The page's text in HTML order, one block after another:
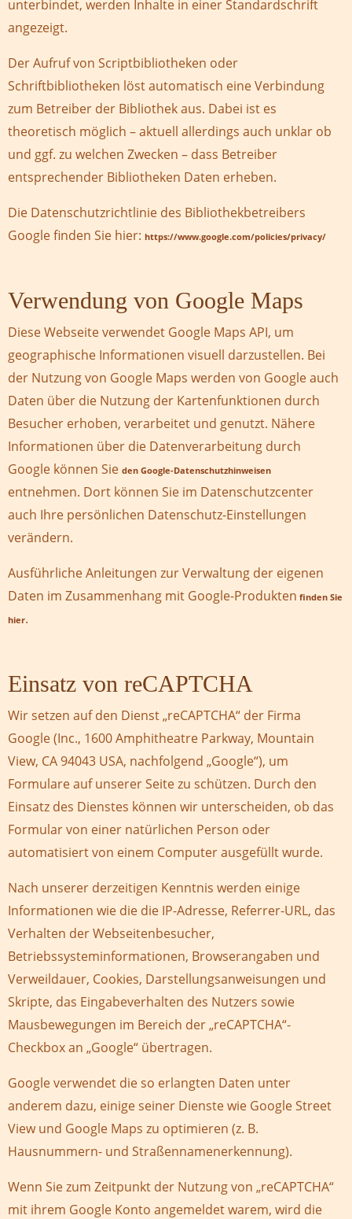
unterbindet, werden Inhalte in einer Standardschrift
angezeigt.
Der Aufruf von Scriptbibliotheken oder
Schriftbibliotheken löst automatisch eine Verbindung
zum Betreiber der Bibliothek aus. Dabei ist es
theoretisch möglich – aktuell allerdings auch unklar ob
und ggf. zu welchen Zwecken – dass Betreiber
entsprechender Bibliotheken Daten erheben.
Die Datenschutzrichtlinie des Bibliothekbetreibers
Google finden Sie hier: https://www.google.com/policies/privacy/
Verwendung von Google Maps
Diese Webseite verwendet Google Maps API, um
geographische Informationen visuell darzustellen. Bei
der Nutzung von Google Maps werden von Google auch
Daten über die Nutzung der Kartenfunktionen durch
Besucher erhoben, verarbeitet und genutzt. Nähere
Informationen über die Datenverarbeitung durch
Google können Sie den Google-Datenschutzhinweisen
entnehmen. Dort können Sie im Datenschutzcenter
auch Ihre persönlichen Datenschutz-Einstellungen
verändern.
Ausführliche Anleitungen zur Verwaltung der eigenen
Daten im Zusammenhang mit Google-Produkten finden Sie
hier.
Einsatz von reCAPTCHA
Wir setzen auf den Dienst „reCAPTCHA“ der Firma
Google (Inc., 1600 Amphitheatre Parkway, Mountain
View, CA 94043 USA, nachfolgend „Google“), um
Formulare auf unserer Seite zu schützen. Durch den
Einsatz des Dienstes können wir unterscheiden, ob das
Formular von einer natürlichen Person oder
automatisiert von einem Computer ausgefüllt wurde.
Nach unserer derzeitigen Kenntnis werden einige
Informationen wie die die IP-Adresse, Referrer-URL, das
Verhalten der Webseitenbesucher,
Betriebssysteminformationen, Browserangaben und
Verweildauer, Cookies, Darstellungsanweisungen und
Skripte, das Eingabeverhalten des Nutzers sowie
Mausbewegungen im Bereich der „reCAPTCHA“-
Checkbox an „Google“ übertragen.
Google verwendet die so erlangten Daten unter
anderem dazu, einige seiner Dienste wie Google Street
View und Google Maps zu optimieren (z. B.
Hausnummern- und Straßennamenerkennung).
Wenn Sie zum Zeitpunkt der Nutzung von „reCAPTCHA“
mit ihrem Google Konto angemeldet warem, wird die